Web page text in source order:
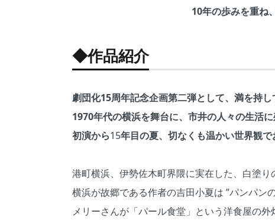
10年の歩みを重ね
◆作品紹介
劇団化15周年記念企画第二弾として、満を持
1970年代の横浜を舞台に、市井の人々の生活
初演から15年目の夏、切なくも温かい世界観
港町横浜、伊勢佐木町界隈に実在した、白塗り
横浜が故郷である作者の吉田小夏は ”パンパン
メリーさんが「パール食堂」という洋食屋の